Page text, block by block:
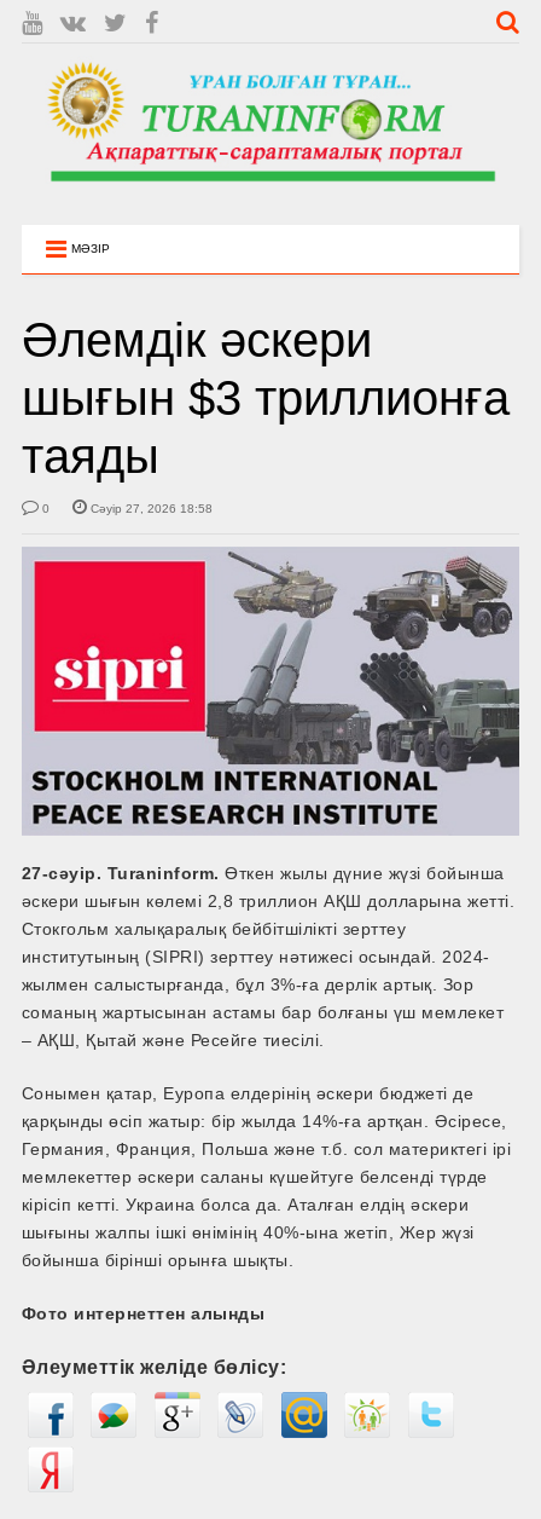
МӘЗІР
Әлемдік әскери
шығын $3 триллионға
таяды
0 Сәуір 27, 2026 18:58
27-сәуір. Turaninform. Өткен жылы дүние жүзі бойынша
әскери шығын көлемі 2,8 триллион АҚШ долларына жетті.
Стокгольм халықаралық бейбітшілікті зерттеу
институтының (SIPRI) зерттеу нәтижесі осындай. 2024-
жылмен салыстырғанда, бұл 3%-ға дерлік артық. Зор
соманың жартысынан астамы бар болғаны үш мемлекет
– АҚШ, Қытай және Ресейге тиесілі.
Сонымен қатар, Еуропа елдерінің әскери бюджеті де
қарқынды өсіп жатыр: бір жылда 14%-ға артқан. Әсіресе,
Германия, Франция, Польша және т.б. сол материктегі ірі
мемлекеттер әскери саланы күшейтуге белсенді түрде
кірісіп кетті. Украина болса да. Аталған елдің әскери
шығыны жалпы ішкі өнімінің 40%-ына жетіп, Жер жүзі
бойынша бірінші орынға шықты.
Фото интернеттен алынды
Әлеуметтік желіде бөлісу: